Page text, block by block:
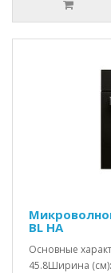
BL HA
Основные
45.8Ширина